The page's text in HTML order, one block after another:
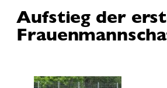
Aufstieg der